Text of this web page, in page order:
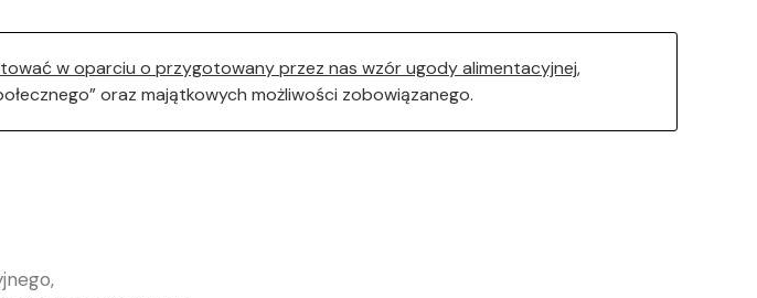
w oparciu o przygotowany przez nas wzór ugody alimentacyjnej,
oraz majątkowych możliwości zobowiązanego.